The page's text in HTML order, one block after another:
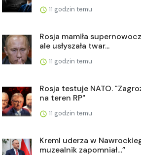
11 godzin temu
Rosja mamiła
ale usłyszała twar...
11 godzin temu
Rosja testuje NATO.
na teren RP"
11 godzin temu
Kreml uderza w
muzealnik zapomniał…”